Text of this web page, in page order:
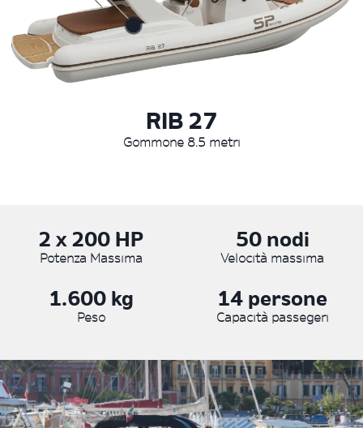
2 x 200 HP
Potenza Massima
50 nodi
Velocità massima
1.600 kg
Peso
14 persone
Capacità passegeri
RIB 27
Gommone 8.5 metri